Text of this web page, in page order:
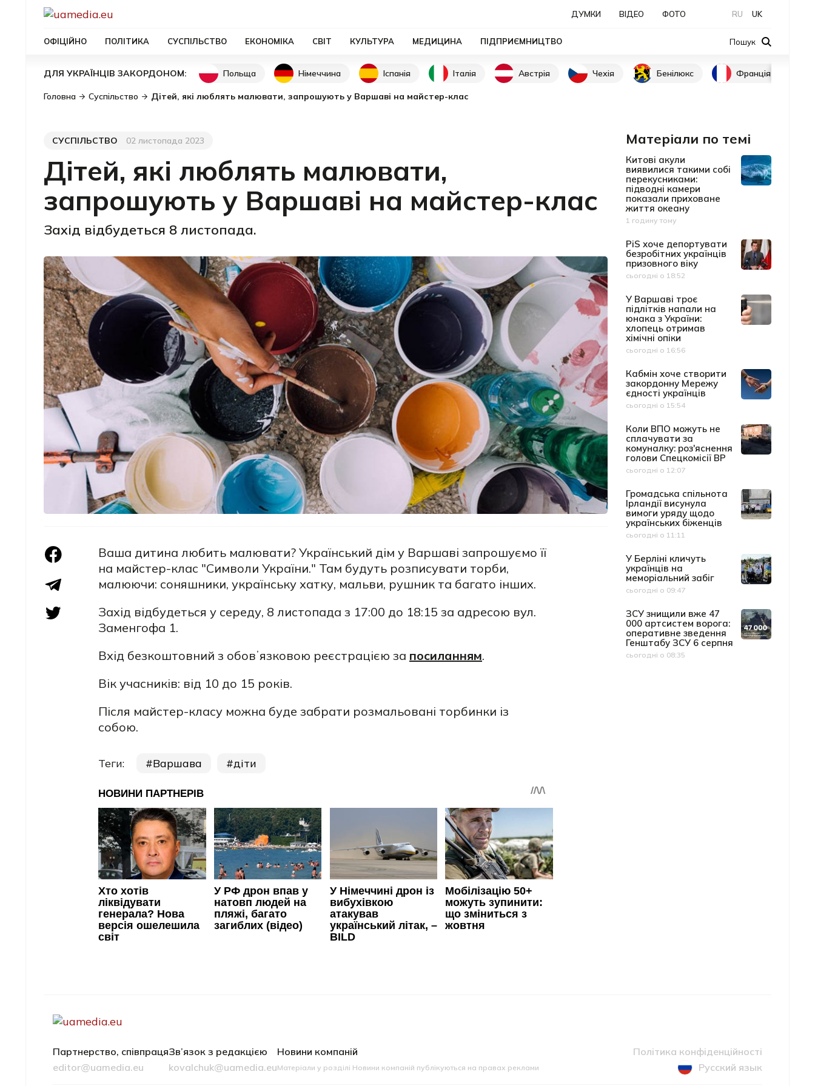
ДУМКИ ВІДЕО ФОТО
ОФІЦІЙНО ПОЛІТИКА СУСПІЛЬСТВО ЕКОНОМІКА СВІТ КУЛЬТУРА МЕДИЦИНА ПІДПРИЄМНИЦТВО
RU UK
Пошук
ДЛЯ УКРАЇНЦІВ ЗАКОРДОНОМ: Польща Німеччина Іспанія Італія Австрія Чехія Бенілюкс Франція
Головна Суспільство Дітей, які люблять малювати, запрошують у Варшаві на майстер-клас
Категорія
СУСПІЛЬСТВО
Дата публікації02 листопада 2023
Дітей, які люблять малювати,
запрошують у Варшаві на майстер-клас
Захід відбудеться 8 листопада.
Ваша дитина любить малювати? Український дім у Варшаві запрошуємо її
на майстер-клас "Символи України." Там будуть розписувати торби,
малюючи: соняшники, українську хатку, мальви, рушник та багато інших.
Захід відбудеться у середу, 8 листопада з 17:00 до 18:15 за адресою вул.
Заменгофа 1.
Вхід безкоштовний з обовʼязковою реєстрацією за посиланням.
Вік учасників: від 10 до 15 років.
Після майстер-класу можна буде забрати розмальовані торбинки із
собою.
Теги: Варшава діти
Матеріали по темі
Китові акули
виявилися такими собі
перекусниками:
підводні камери
показали приховане
життя океану
Дата публікації
1 годину тому
PiS хоче депортувати
безробітних українців
призовного віку
Дата публікації
сьогодні о 18:52
У Варшаві троє
підлітків напали на
юнака з України:
хлопець отримав
хімічні опіки
Дата публікації
сьогодні о 16:56
Кабмін хоче створити
закордонну Мережу
єдності українців
Дата публікації
сьогодні о 15:54
Коли ВПО можуть не
сплачувати за
комуналку: роз'яснення
голови Спецкомісії ВР
Дата публікації
сьогодні о 12:07
Громадська спільнота
Ірландії висунула
вимоги уряду щодо
українських біженців
Дата публікації
сьогодні о 11:11
У Берліні кличуть
українців на
меморіальний забіг
Дата публікації
сьогодні о 09:47
ЗСУ знищили вже 47
000 артсистем ворога:
оперативне зведення
Генштабу ЗСУ 6 серпня
Дата публікації
сьогодні о 08:35
Партнерство, співпраця
editor@uamedia.eu
Зв’язок з редакцією
kovalchuk@uamedia.eu
Новини компаній
Матеріали у розділі Новини компаній публікуються на правах реклами
Політика конфіденційності
Русский язык